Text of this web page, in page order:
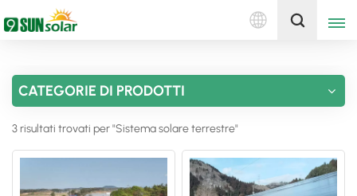
Italiano
English
Deutsch
русский
Ottieni un preventivo
CATEGORIE DI PRODOTTI
3 risultati trovati per "Sistema solare terrestre"